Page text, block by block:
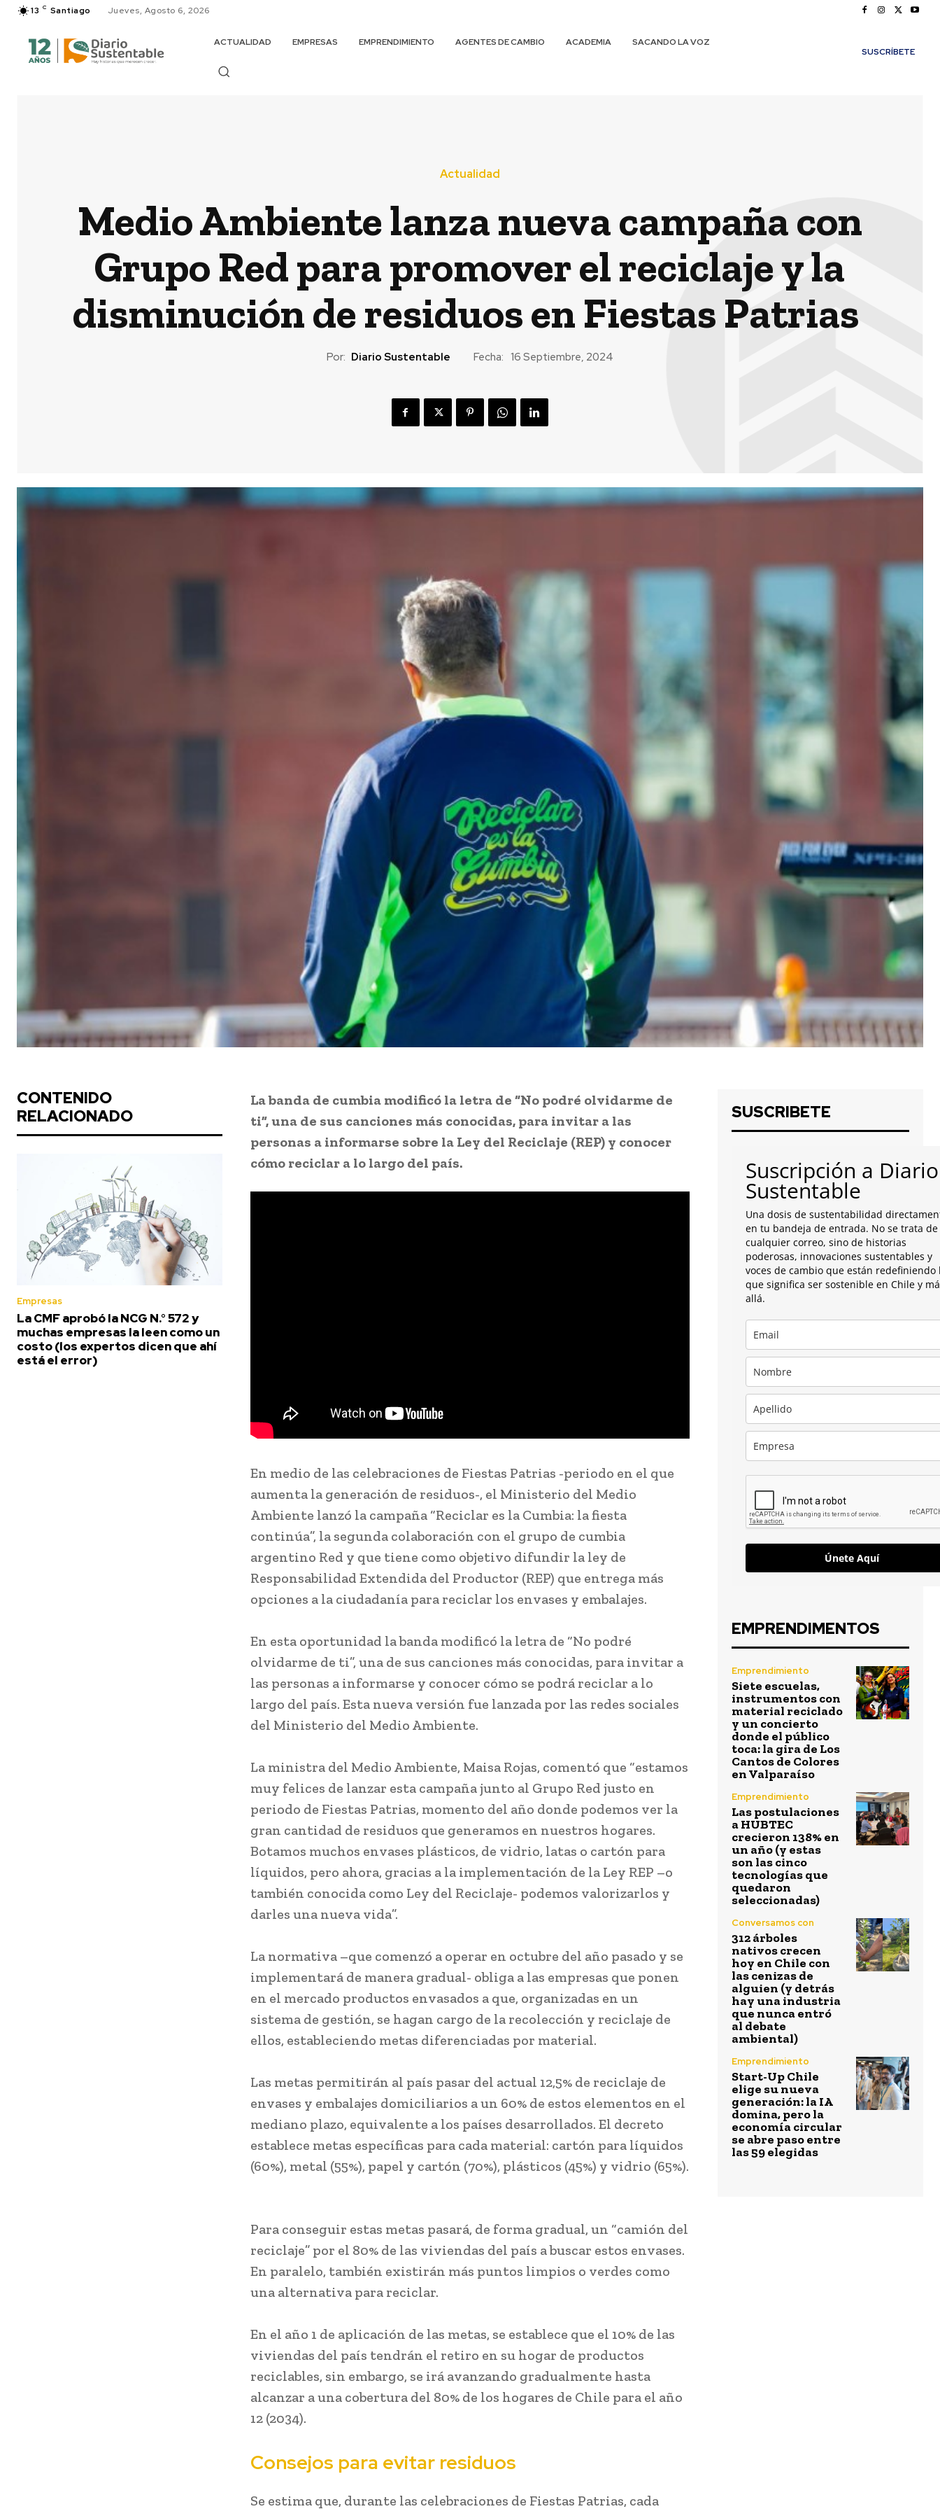
13 C Santiago Jueves, Agosto 6, 2026
ACTUALIDAD EMPRESAS EMPRENDIMIENTO AGENTES DE CAMBIO ACADEMIA
SACANDO LA VOZ
SUSCRÍBETE
Actualidad
Medio Ambiente lanza nueva campaña con
Grupo Red para promover el reciclaje y la
disminución de residuos en Fiestas Patrias
Por: Diario Sustentable Fecha: 16 Septiembre, 2024
CONTENIDO
RELACIONADO
Empresas
La CMF aprobó la NCG N.° 572 y
muchas empresas la leen como un
costo (los expertos dicen que ahí
está el error)
La banda de cumbia modificó la letra de “No podré olvidarme de
ti”, una de sus canciones más conocidas, para invitar a las
personas a informarse sobre la Ley del Reciclaje (REP) y conocer
cómo reciclar a lo largo del país.
En medio de las celebraciones de Fiestas Patrias -periodo en el que
aumenta la generación de residuos-, el Ministerio del Medio
Ambiente lanzó la campaña “Reciclar es la Cumbia: la fiesta
continúa”, la segunda colaboración con el grupo de cumbia
argentino Red y que tiene como objetivo difundir la ley de
Responsabilidad Extendida del Productor (REP) que entrega más
opciones a la ciudadanía para reciclar los envases y embalajes.
En esta oportunidad la banda modificó la letra de “No podré
olvidarme de ti”, una de sus canciones más conocidas, para invitar a
las personas a informarse y conocer cómo se podrá reciclar a lo
largo del país. Esta nueva versión fue lanzada por las redes sociales
del Ministerio del Medio Ambiente.
La ministra del Medio Ambiente, Maisa Rojas, comentó que “estamos
muy felices de lanzar esta campaña junto al Grupo Red justo en
periodo de Fiestas Patrias, momento del año donde podemos ver la
gran cantidad de residuos que generamos en nuestros hogares.
Botamos muchos envases plásticos, de vidrio, latas o cartón para
líquidos, pero ahora, gracias a la implementación de la Ley REP –o
también conocida como Ley del Reciclaje- podemos valorizarlos y
darles una nueva vida”.
La normativa –que comenzó a operar en octubre del año pasado y se
implementará de manera gradual- obliga a las empresas que ponen
en el mercado productos envasados a que, organizadas en un
sistema de gestión, se hagan cargo de la recolección y reciclaje de
ellos, estableciendo metas diferenciadas por material.
Las metas permitirán al país pasar del actual 12,5% de reciclaje de
envases y embalajes domiciliarios a un 60% de estos elementos en el
mediano plazo, equivalente a los países desarrollados. El decreto
establece metas específicas para cada material: cartón para líquidos
(60%), metal (55%), papel y cartón (70%), plásticos (45%) y vidrio (65%).
Para conseguir estas metas pasará, de forma gradual, un “camión del
reciclaje” por el 80% de las viviendas del país a buscar estos envases.
En paralelo, también existirán más puntos limpios o verdes como
una alternativa para reciclar.
En el año 1 de aplicación de las metas, se establece que el 10% de las
viviendas del país tendrán el retiro en su hogar de productos
reciclables, sin embargo, se irá avanzando gradualmente hasta
alcanzar a una cobertura del 80% de los hogares de Chile para el año
12 (2034).
Consejos para evitar residuos
Se estima que, durante las celebraciones de Fiestas Patrias, cada
SUSCRIBETE
Suscripción a Diario
Sustentable
Una dosis de sustentabilidad
en tu bandeja de entrada. No se trata de
cualquier correo, sino de historias
poderosas, innovaciones sustentables y
voces de cambio que están redefiniendo
que significa ser sostenible en Chile y
allá.
Únete Aquí
EMPRENDIMENTOS
Emprendimiento
Siete escuelas,
instrumentos con
material reciclado
y un concierto
donde el público
toca: la gira de Los
Cantos de Colores
en Valparaíso
Emprendimiento
Las postulaciones
a HUBTEC
crecieron 138% en
un año (y estas
son las cinco
tecnologías que
quedaron
seleccionadas)
Conversamos con
312 árboles
nativos crecen
hoy en Chile con
las cenizas de
alguien (y detrás
hay una industria
que nunca entró
al debate
ambiental)
Emprendimiento
Start-Up Chile
elige su nueva
generación: la IA
domina, pero la
economía circular
se abre paso entre
las 59 elegidas